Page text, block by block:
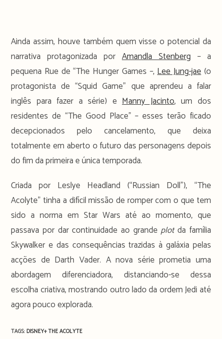
Ainda assim, houve também quem visse o potencial da
narrativa protagonizada por Amandla Stenberg – a
pequena Rue de “The Hunger Games –,Lee Jung-jae(o
protagonista de “Squid Game” que aprendeu a falar
inglês para fazer a série) eManny Jacinto, um dos
residentes de “The Good Place” – esses terão ficado
decepcionados pelo cancelamento, que deixa
totalmente em aberto o futuro das personagens depois
do fim da primeira e única temporada.
Criada por Leslye Headland (“Russian Doll”), “The
Acolyte” tinha a difícil missão de romper com o que tem
sido a norma em Star Wars até ao momento, que
passava por dar continuidade ao grandeplotda família
Skywalker e das consequências trazidas à galáxia pelas
acções de Darth Vader. A nova série prometia uma
abordagem diferenciadora, distanciando-se dessa
escolha criativa, mostrando outro lado da ordem Jedi até
agora pouco explorada.
TAGS: DISNEY+THE ACOLYTE